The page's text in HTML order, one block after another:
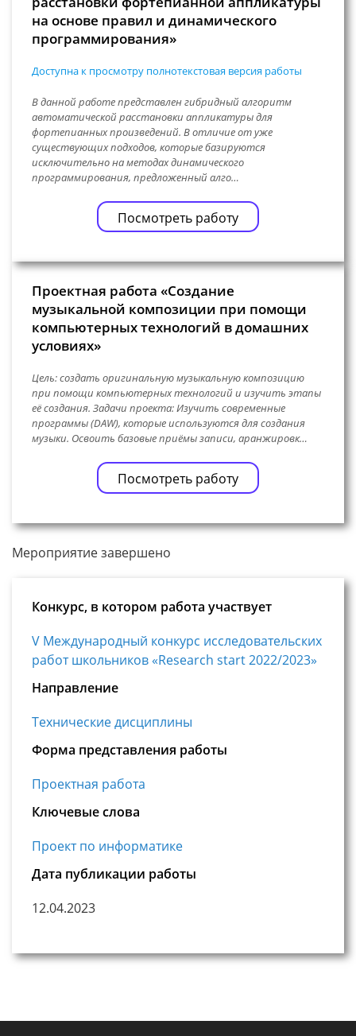
на основе правил и динамического
программирования»
Доступна к просмотру полнотекстовая версия работы
В данной работе представлен гибридный алгоритм
автоматической расстановки аппликатуры для
фортепианных произведений. В отличие от уже
существующих подходов, которые базируются
исключительно на методах динамического
программирования, предложенный алго…
Посмотреть работу
Проектная работа «Создание
музыкальной композиции при помощи
компьютерных технологий в домашних
условиях»
Цель: создать оригинальную музыкальную композицию
при помощи компьютерных технологий и изучить этапы
её создания. Задачи проекта: Изучить современные
программы (DAW), которые используются для создания
музыки. Освоить базовые приёмы записи, аранжировк…
Посмотреть работу
Мероприятие завершено
Конкурс, в котором работа участвует
V Международный конкурс исследовательских
работ школьников «Research start 2022/2023»
Направление
Технические дисциплины
Форма представления работы
Проектная работа
Ключевые слова
Проект по информатике
Дата публикации работы
12.04.2023